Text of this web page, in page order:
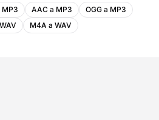
MP3 AAC a MP3
OGG a MP3
M4A a WAV